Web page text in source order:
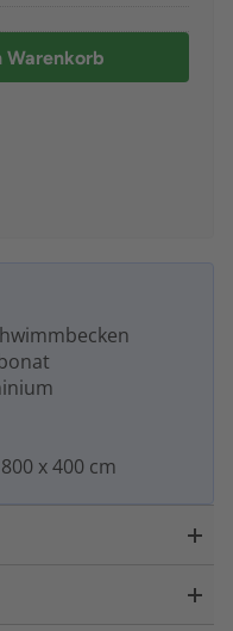
Warenkorb
x 400 cm